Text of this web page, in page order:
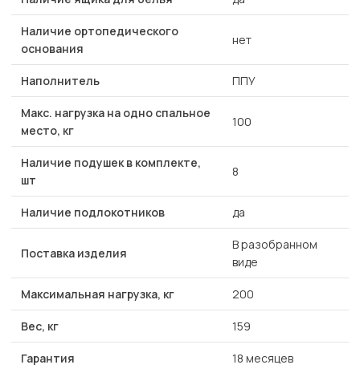
Наличие ортопедического
основания
нет
Наполнитель ППУ
Макс. нагрузка на одно спальное
место, кг
100
Наличие подушек в комплекте,
шт
8
Наличие подлокотников да
Поставка изделия
В разобранном
виде
Максимальная нагрузка, кг 200
Вес, кг 159
Гарантия 18 месяцев